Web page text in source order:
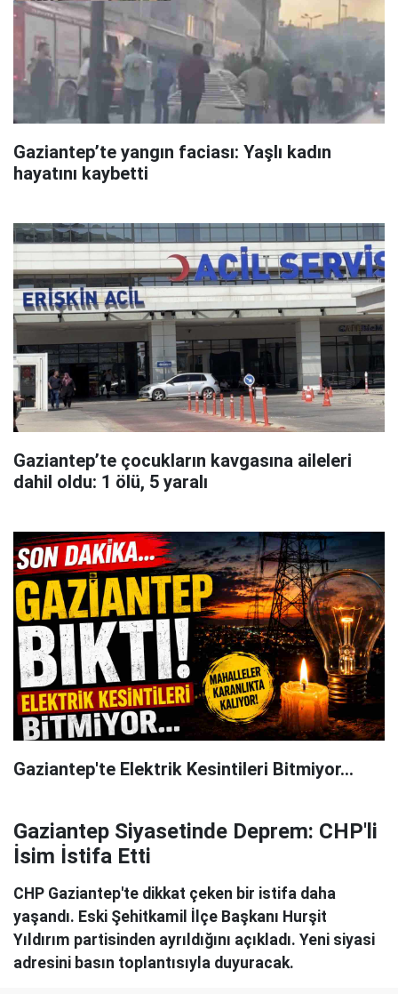
Gaziantep’te yangın faciası: Yaşlı kadın
hayatını kaybetti
Gaziantep’te çocukların kavgasına aileleri
dahil oldu: 1 ölü, 5 yaralı
Gaziantep'te Elektrik Kesintileri Bitmiyor...
Gaziantep Siyasetinde Deprem: CHP'li
İsim İstifa Etti
CHP Gaziantep'te dikkat çeken bir istifa daha
yaşandı. Eski Şehitkamil İlçe Başkanı Hurşit
Yıldırım partisinden ayrıldığını açıkladı. Yeni siyasi
adresini basın toplantısıyla duyuracak.